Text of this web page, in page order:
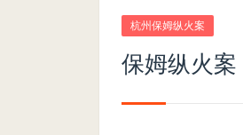
杭州保姆纵火案
保姆纵火